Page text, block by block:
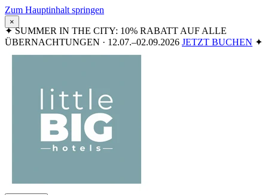
Zum Hauptinhalt springen
✦SUMMER IN THE CITY: 10% RABATT AUF ALLE
ÜBERNACHTUNGEN · 12.07.–02.09.2026 JETZT BUCHEN ✦
×